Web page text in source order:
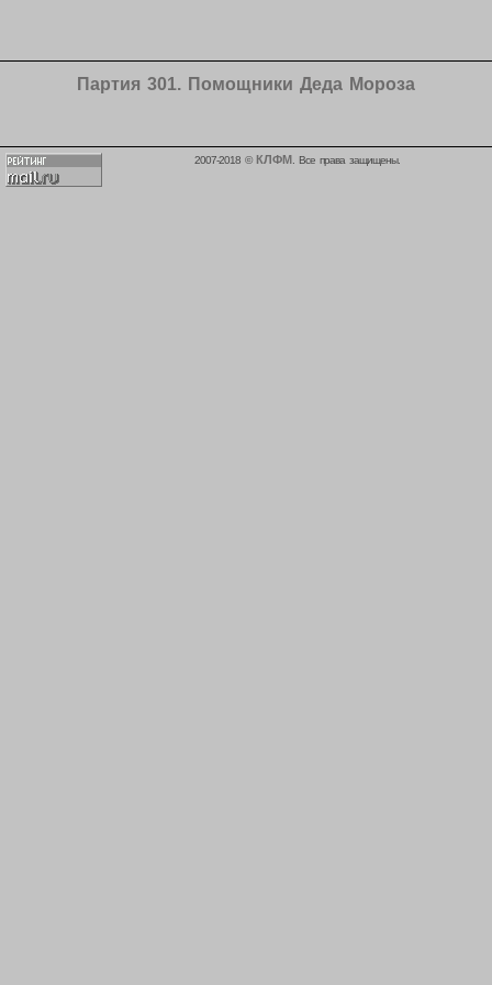
Партия 301. Помощники Деда Мороза
2007-2018 © КЛФМ . Все права защищены.